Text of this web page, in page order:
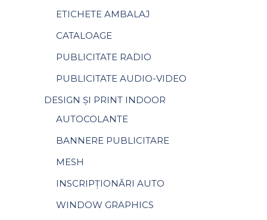
ETICHETE AMBALAJ
CATALOAGE
PUBLICITATE RADIO
PUBLICITATE AUDIO-VIDEO
DESIGN ȘI PRINT INDOOR
AUTOCOLANTE
BANNERE PUBLICITARE
MESH
INSCRIPȚIONĂRI AUTO
WINDOW GRAPHICS